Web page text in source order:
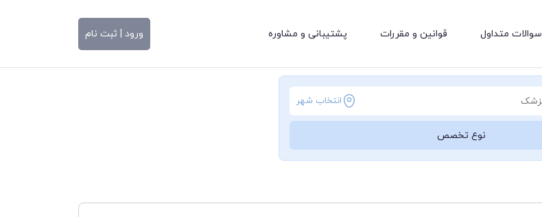
سوالات متداول قوانین و مقررات پشتیبانی و مشاوره ورود | ثبت نام
انتخاب شهر
نوع تخصص